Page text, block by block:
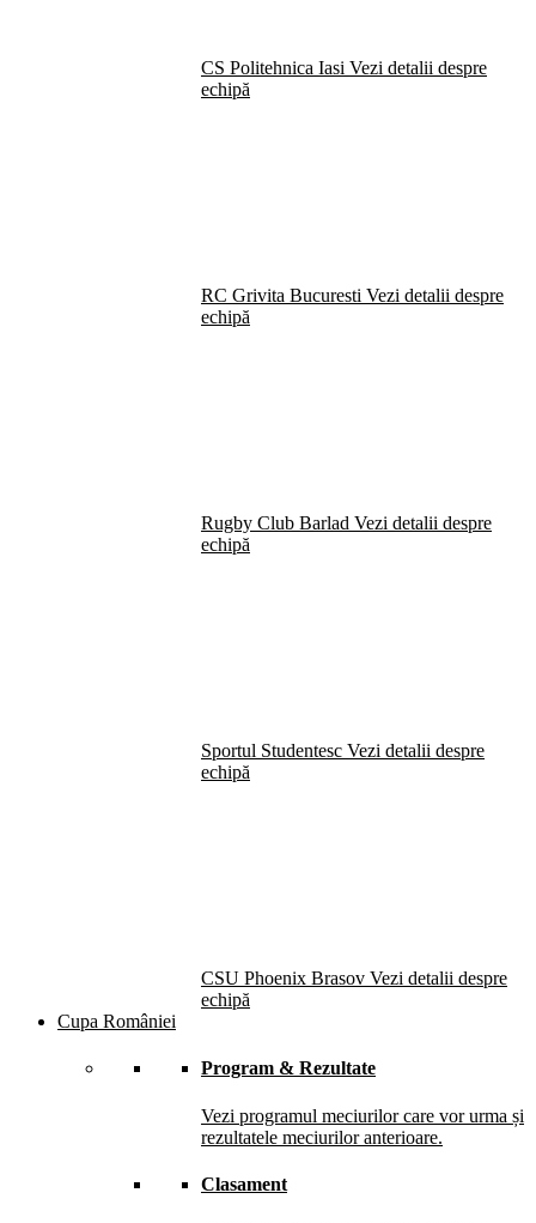
CS Politehnica Iasi Vezi detalii despre
echipă
RC Grivita Bucuresti Vezi detalii despre
echipă
Rugby Club Barlad Vezi detalii despre
echipă
Sportul Studentesc Vezi detalii despre
echipă
CSU Phoenix Brasov Vezi detalii despre
echipă
Cupa României
Program & Rezultate
Vezi programul meciurilor care vor urma și
rezultatele meciurilor anterioare.
Clasament